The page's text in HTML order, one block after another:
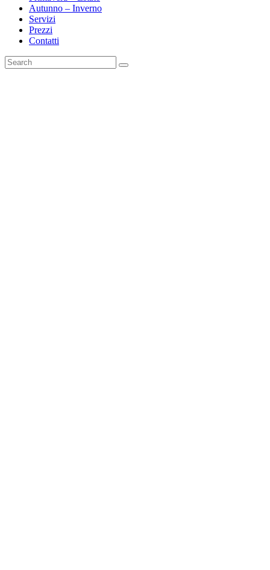
Autunno – Inverno
Servizi
Prezzi
Contatti